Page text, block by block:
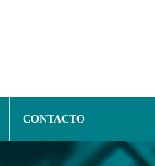
CONTACTO